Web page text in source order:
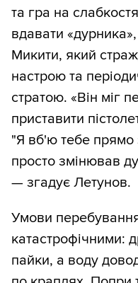
та гра на
вдавати
Микити, який
настрою та
стратою. «Він міг
приставити
"Я вб'ю тебе прямо
просто змінював
— згадує Летунов.
Умови
катастрофічними:
пайки, а воду